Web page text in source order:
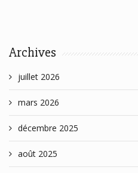
Archives
juillet 2026
mars 2026
décembre 2025
août 2025